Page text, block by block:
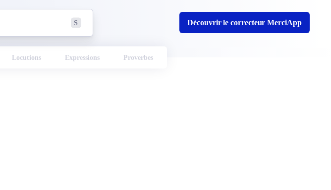
S Découvrir le correcteur MerciApp
Locutions Expressions Proverbes